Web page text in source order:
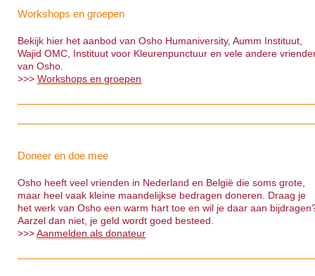
Workshops en groepen
Bekijk hier het aanbod van Osho Humaniversity, Aumm Instituut,
Wajid OMC, Instituut voor Kleurenpunctuur en vele andere
van Osho.
>>>Workshops en groepen
Doneer en doe mee
Osho heeft veel vrienden in Nederland en België die soms grote,
maar heel vaak kleine maandelijkse bedragen doneren. Draag je
het werk van Osho een warm hart toe en wil je daar aan
Aarzel dan niet, je geld wordt goed besteed.
>>>Aanmelden als donateur